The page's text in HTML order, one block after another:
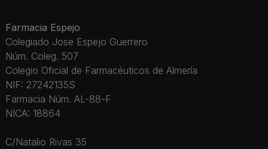
Farmacia Espejo
Colegiado Jose Espejo Guerrero
Núm. Coleg. 507
Colegio Oficial de Farmacéuticos de Almería
NIF: 27242135S
Farmacia Núm. AL-88-F
NICA: 18864
C/Natalio Rivas 35